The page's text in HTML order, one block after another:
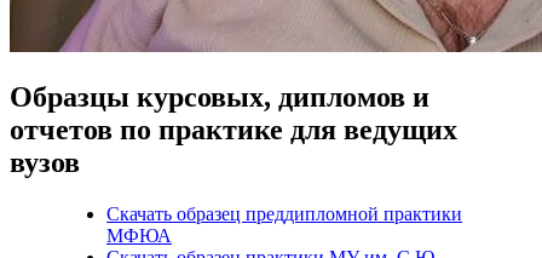
Образцы курсовых, дипломов и
отчетов по практике для ведущих
вузов
Скачать образец преддипломной практики
МФЮА